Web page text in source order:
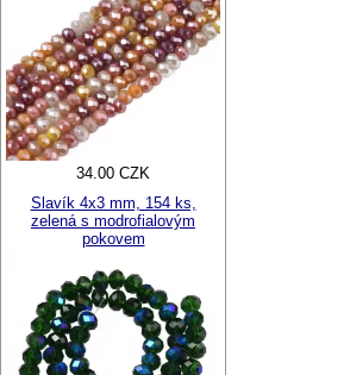
34.00 CZK
Slavík 4x3 mm, 154 ks,
zelená s modrofialovým
pokovem